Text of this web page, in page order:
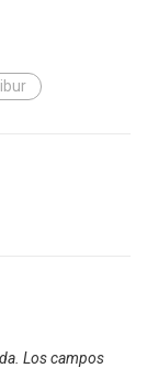
Los campos